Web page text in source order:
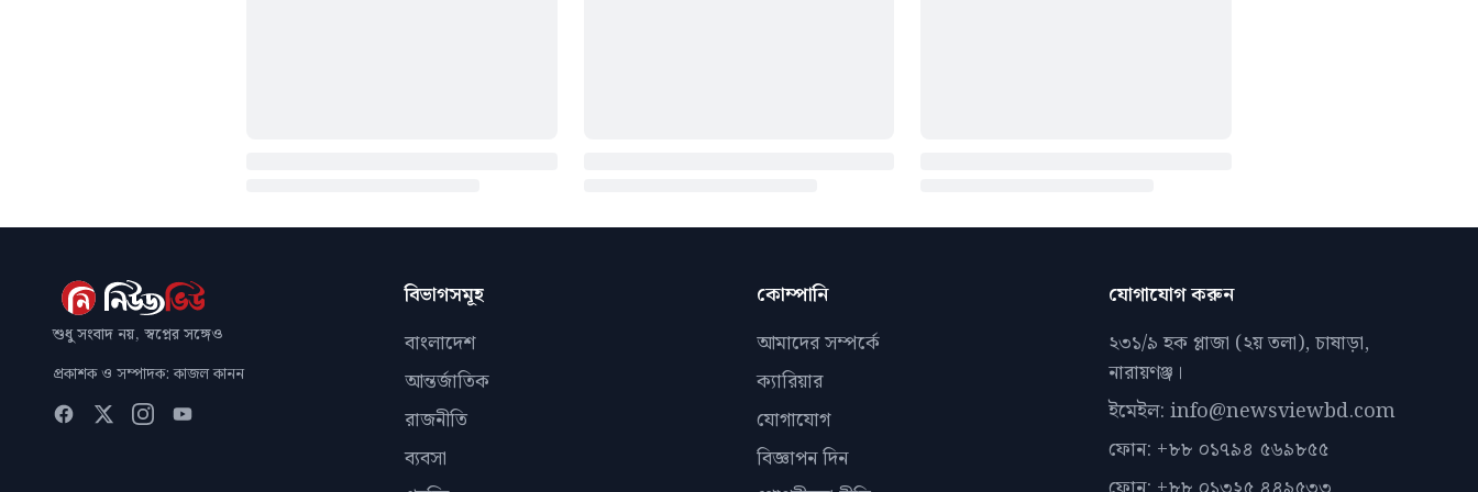
শুধু সংবাদ নয়, স্বপ্নের সঙ্গেও
প্রকাশক ও সম্পাদক: কাজল কানন
বিভাগসমূহ
বাংলাদেশ
আন্তর্জাতিক
রাজনীতি
ব্যবসা
কোম্পানি
আমাদের সম্পর্কে
ক্যারিয়ার
যোগাযোগ
বিজ্ঞাপন দিন
যোগাযোগ করুন
২৩১/৯ হক প্লাজা (২য় তলা), চাষাড়া,
নারায়ণঞ্জ।
ইমেইল: info@newsviewbd.com
ফোন: +৮৮ ০১৭৯৪ ৫৬৯৮৫৫